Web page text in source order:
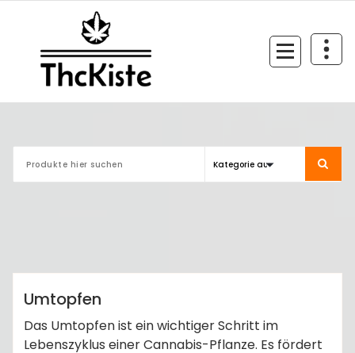
springen
Anleitungen
Umtopfen
Das Umtopfen ist ein wichtiger Schritt im
Lebenszyklus einer Cannabis-Pflanze. Es fördert